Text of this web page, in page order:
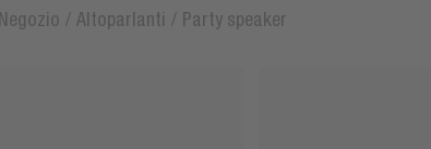
Negozio / Altoparlanti / Party speaker